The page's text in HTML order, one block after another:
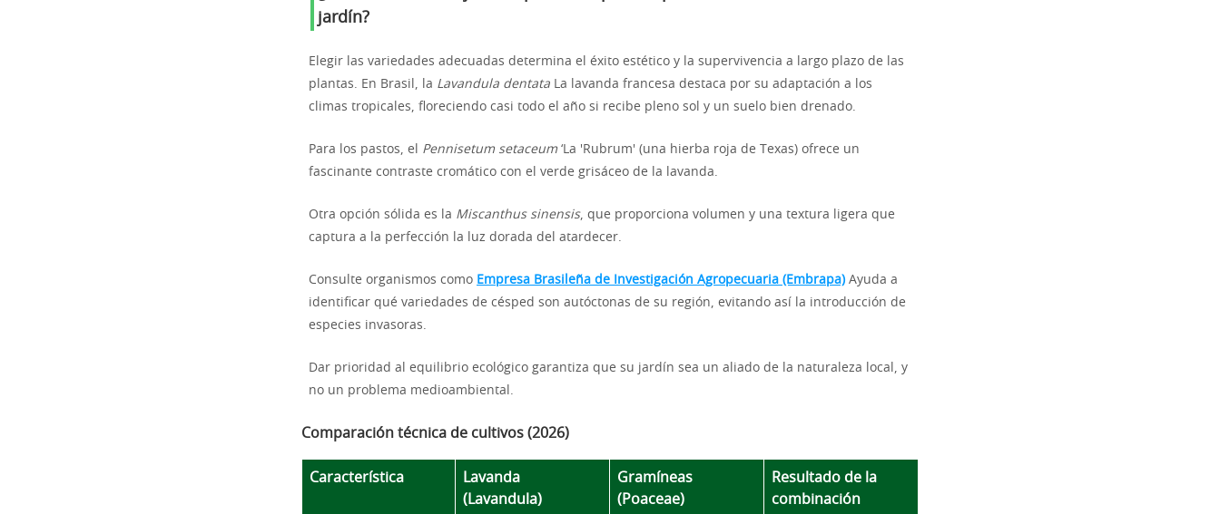
jardín?
Elegir las variedades adecuadas determina el éxito estético y la supervivencia a largo plazo de las
plantas. En Brasil, la Lavandula dentata La lavanda francesa destaca por su adaptación a los
climas tropicales, floreciendo casi todo el año si recibe pleno sol y un suelo bien drenado.
Para los pastos, el Pennisetum setaceum ‘La 'Rubrum' (una hierba roja de Texas) ofrece un
fascinante contraste cromático con el verde grisáceo de la lavanda.
Otra opción sólida es la Miscanthus sinensis, que proporciona volumen y una textura ligera que
captura a la perfección la luz dorada del atardecer.
Consulte organismos como Empresa Brasileña de Investigación Agropecuaria (Embrapa) Ayuda a
identificar qué variedades de césped son autóctonas de su región, evitando así la introducción de
especies invasoras.
Dar prioridad al equilibrio ecológico garantiza que su jardín sea un aliado de la naturaleza local, y
no un problema medioambiental.
Comparación técnica de cultivos (2026)
Característica
Lavanda
(Lavandula)
Gramíneas
(Poaceae)
Resultado de la
combinación